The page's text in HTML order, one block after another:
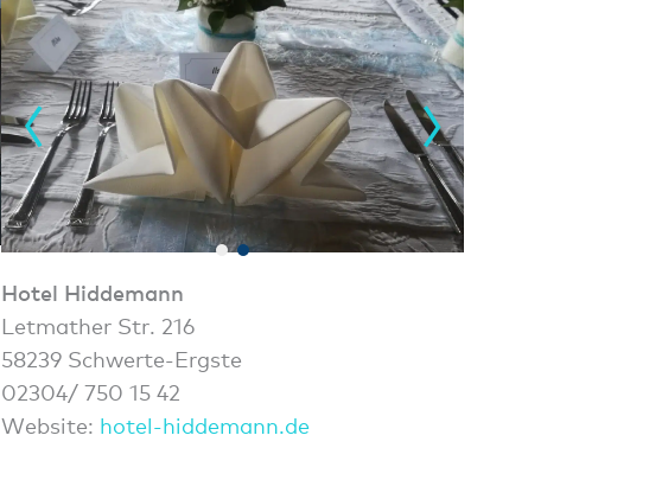
Hotel Hiddemann
Letmather Str. 216
58239 Schwerte-Ergste
02304/ 750 15 42
Website: hotel-hiddemann.de